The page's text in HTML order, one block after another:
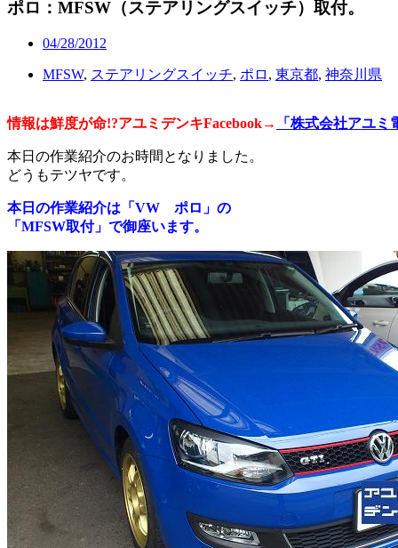
ポロ：MFSW（ステアリングスイッチ）取付。
04/28/2012
MFSW, ステアリングスイッチ, ポロ , 東京都, 神奈川県
情報は鮮度が命!?アユミデンキFacebook→ 「株式会社アユミ
本日の作業紹介のお時間となりました。
どうもテツヤです。
本日の作業紹介は「VW ポロ」の
「MFSW取付」で御座います。